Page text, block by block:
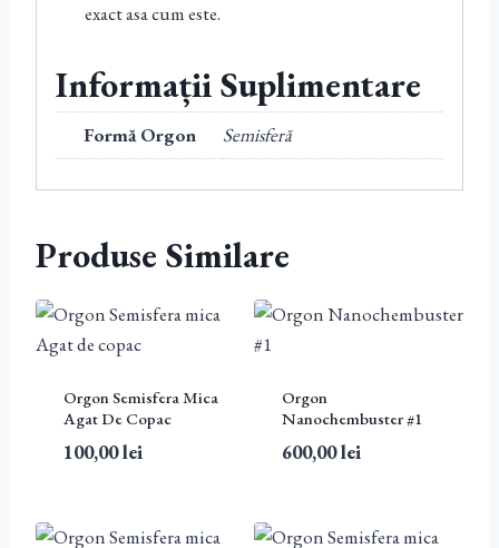
exact asa cum este.
Informații Suplimentare
Formă Orgon Semisferă
Produse Similare
Orgon Semisfera Mica
Agat De Copac
100,00lei
Orgon
Nanochembuster #1
600,00lei